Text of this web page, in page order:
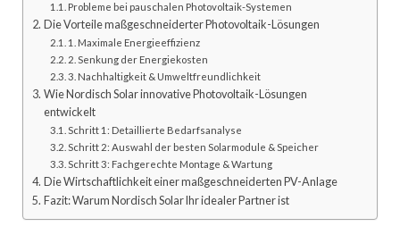
Probleme bei pauschalen Photovoltaik-Systemen
Die Vorteile maßgeschneiderter Photovoltaik-Lösungen
1. Maximale Energieeffizienz
2. Senkung der Energiekosten
3. Nachhaltigkeit & Umweltfreundlichkeit
Wie Nordisch Solar innovative Photovoltaik-Lösungen
entwickelt
Schritt 1: Detaillierte Bedarfsanalyse
Schritt 2: Auswahl der besten Solarmodule & Speicher
Schritt 3: Fachgerechte Montage & Wartung
Die Wirtschaftlichkeit einer maßgeschneiderten PV-Anlage
Fazit: Warum Nordisch Solar Ihr idealer Partner ist